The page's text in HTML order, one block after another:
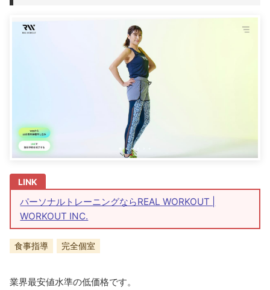
パーソナルトレーニングならREAL WORKOUT |
WORKOUT INC.
食事指導 完全個室
業界最安値水準の低価格です。